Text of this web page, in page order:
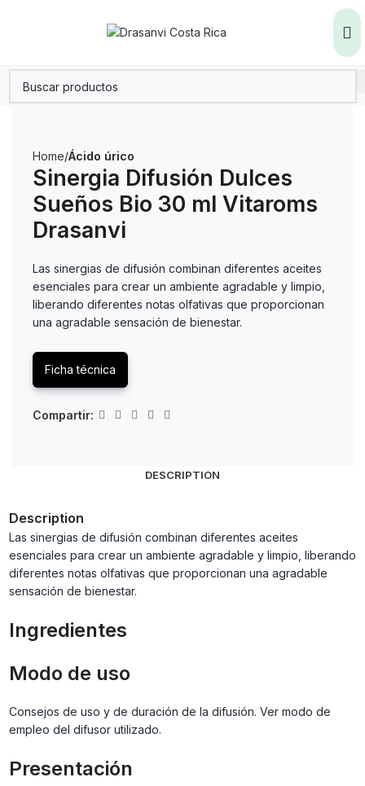
Home Ácido úrico
Sinergia Difusión Dulces
Sueños Bio 30 ml Vitaroms
Drasanvi
Las sinergias de difusión combinan diferentes aceites
esenciales para crear un ambiente agradable y limpio,
liberando diferentes notas olfativas que proporcionan
una agradable sensación de bienestar.
Ficha técnica
Compartir:
DESCRIPTION
Description
Las sinergias de difusión combinan diferentes aceites
esenciales para crear un ambiente agradable y limpio, liberando
diferentes notas olfativas que proporcionan una agradable
sensación de bienestar.
Ingredientes
Modo de uso
Consejos de uso y de duración de la difusión. Ver modo de
empleo del difusor utilizado.
Presentación